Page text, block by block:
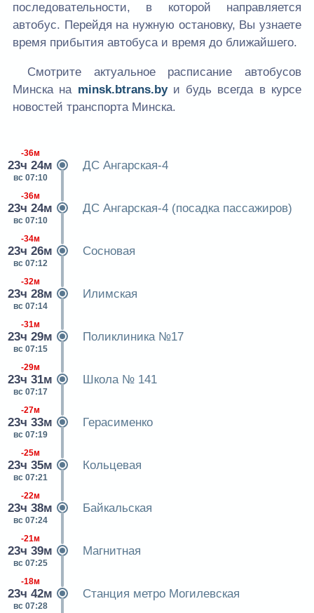
последовательности, в которой направляется
автобус. Перейдя на нужную остановку, Вы узнаете
время прибытия автобуса и время до ближайшего.
Смотрите актуальное расписание автобусов
Минска на minsk.btrans.byи будь всегда в курсе
новостей транспорта Минска.
-36м
23ч 24м
вс 07:10
ДС Ангарская-4
-36м
23ч 24м
вс 07:10
ДС Ангарская-4 (посадка пассажиров)
-34м
23ч 26м
вс 07:12
Сосновая
-32м
23ч 28м
вс 07:14
Илимская
-31м
23ч 29м
вс 07:15
Поликлиника №17
-29м
23ч 31м
вс 07:17
Школа № 141
-27м
23ч 33м
вс 07:19
Герасименко
-25м
23ч 35м
вс 07:21
Кольцевая
-22м
23ч 38м
вс 07:24
Байкальская
-21м
23ч 39м
вс 07:25
Магнитная
-18м
23ч 42м
вс 07:28
Станция метро Могилевская